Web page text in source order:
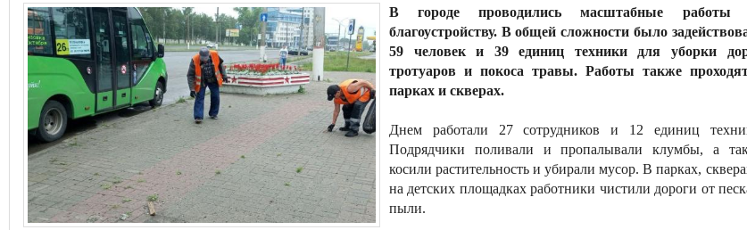
В городе проводились масштабные работы
благоустройству. В общей сложности было
59 человек и 39 единиц техники для уборки
тротуаров и покоса травы. Работы также
парках и скверах.
Днем работали 27 сотрудников и 12 единиц
Подрядчики поливали и пропалывали клумбы, а
косили растительность и убирали мусор. В парках,
на детских площадках работники чистили дороги от
пыли.